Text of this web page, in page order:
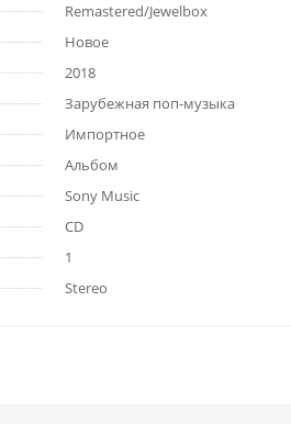
Remastered/Jewelbox
Новое
2018
Зарубежная поп-музыка
Импортное
Альбом
Sony Music
CD
1
Stereo